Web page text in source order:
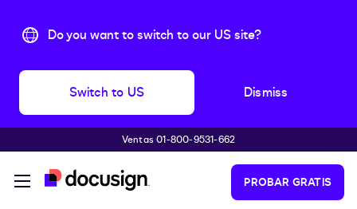
Do you want to switch to our US site?
Switch to US Dismiss
Accede al contenido principalVentas 01-800-9531-662
PROBAR GRATIS